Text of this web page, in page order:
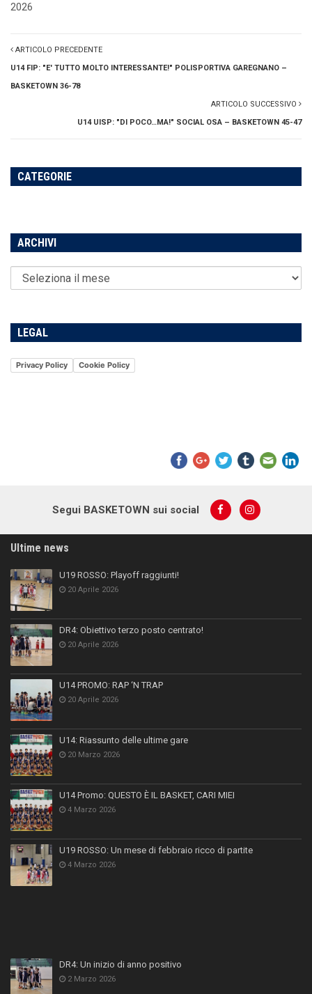
2026
ARTICOLO PRECEDENTE
U14 FIP: "E' TUTTO MOLTO INTERESSANTE!" POLISPORTIVA GAREGNANO –
BASKETOWN 36-78
ARTICOLO SUCCESSIVO
U14 UISP: "DI POCO…MA!" SOCIAL OSA – BASKETOWN 45-47
CATEGORIE
ARCHIVI
LEGAL
Privacy Policy Cookie Policy
Segui BASKETOWN sui social
Ultime news
U19 ROSSO: Playoff raggiunti!
20 Aprile 2026
DR4: Obiettivo terzo posto centrato!
20 Aprile 2026
U14 PROMO: RAP ‘N TRAP
20 Aprile 2026
U14: Riassunto delle ultime gare
20 Marzo 2026
U14 Promo: QUESTO È IL BASKET, CARI MIEI
4 Marzo 2026
U19 ROSSO: Un mese di febbraio ricco di partite
4 Marzo 2026
DR4: Un inizio di anno positivo
2 Marzo 2026